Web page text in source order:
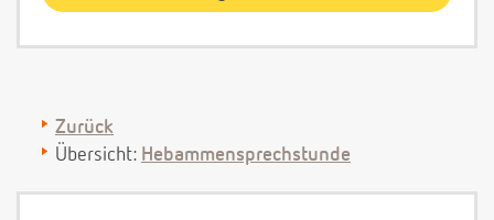
Zurück
Übersicht: Hebammensprechstunde